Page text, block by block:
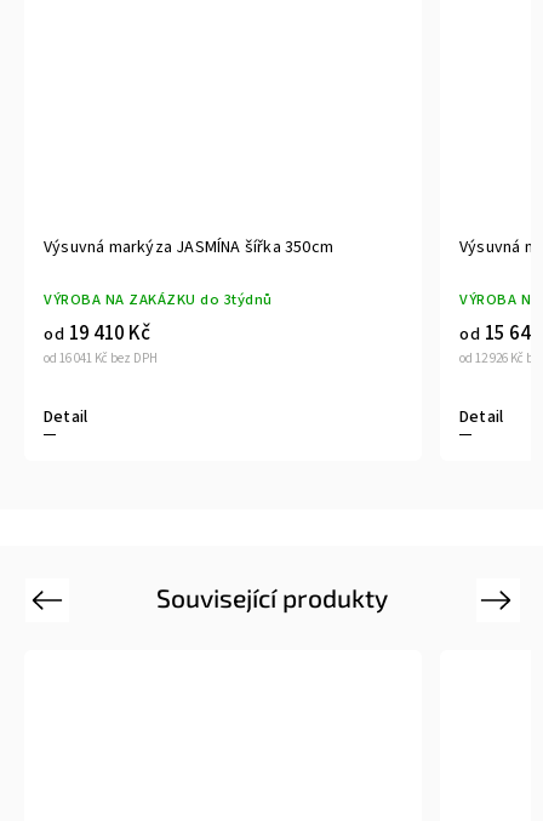
Související produkty
Previous Next
Výsuvná markýza JASMÍNA šířka 350cm
VÝROBA NA ZAKÁZKU do 3týdnů
od 16 041 Kč bez DPH
od 19 410 Kč
Detail
Výsuvná
VÝROBA
od 12 926 Kč
od 15
Detail